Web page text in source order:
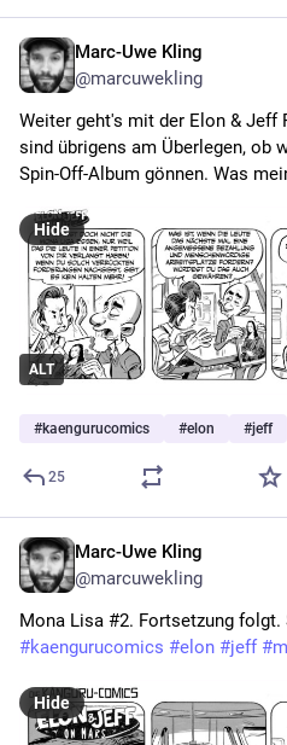
Marc-Uwe Kling
@marcuwekling
Weiter geht's mit der Elon & Jeff
sind übrigens am Überlegen, ob
Spin-Off-Album gönnen. Was
ALT
Hide
#kaengurucomics #elon #jeff
25
Marc-Uwe Kling
@marcuwekling
#kaengurucomics #elon #jeff #
Hide